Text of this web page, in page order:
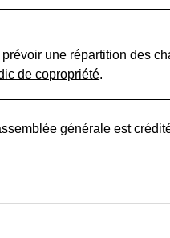
une répartition des
de copropriété.
générale est